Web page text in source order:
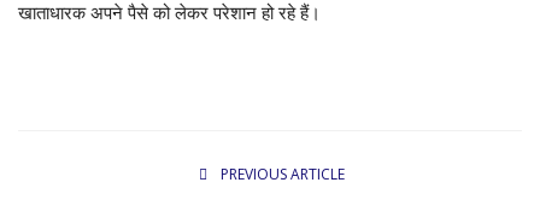
खाताधारक अपने पैसे को लेकर परेशान हो रहे हैं।
PREVIOUS ARTICLE